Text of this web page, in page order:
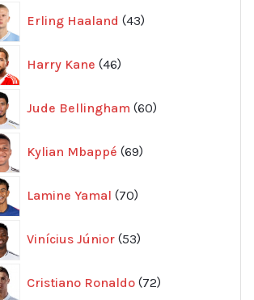
Erling Haaland 43
produkter
Harry Kane 46
produkter
Jude Bellingham 60
produkter
Kylian Mbappé 69
produkter
Lamine Yamal 70
produkter
Vinícius Júnior 53
produkter
Cristiano Ronaldo 72
produkter